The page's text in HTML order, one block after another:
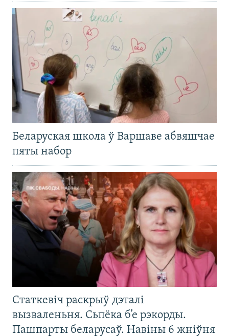
Беларуская школа ў Варшаве абвяшчае
пяты набор
Статкевіч раскрыў дэталі
вызваленьня. Сьпёка б’е рэкорды.
Пашпарты беларусаў. Навіны 6 жніўня